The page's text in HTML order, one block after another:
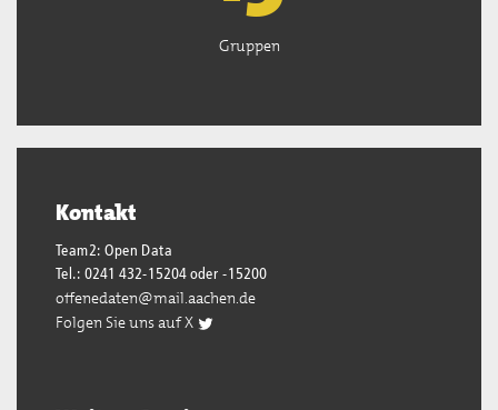
Gruppen
Kontakt
Team2: Open Data
Tel.: 0241 432-15204 oder -15200
offenedaten@mail.aachen.de
Folgen Sie uns auf X